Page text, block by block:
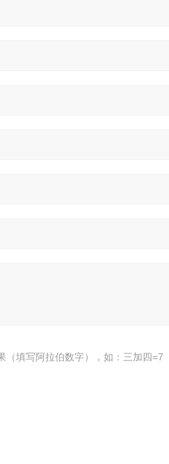
（填写阿拉伯数字），如：三加四=7